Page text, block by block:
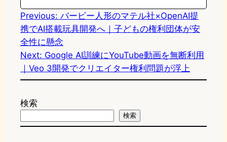
Previous: バービー人形のマテル社×OpenAI提
携でAI搭載玩具開発へ｜子どもの権利団体が安
全性に懸念
Next: Google AI訓練にYouTube動画を無断利用
｜Veo 3開発でクリエイター権利問題が浮上
検索
検索